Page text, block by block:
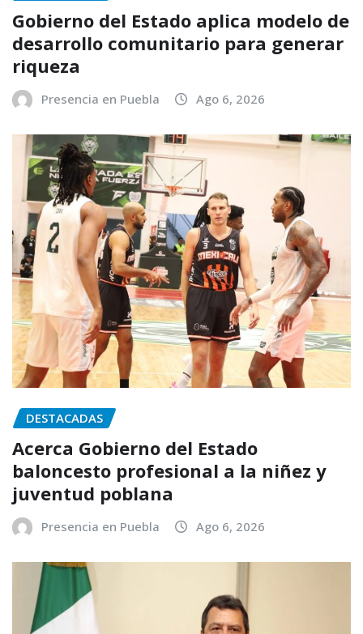
Gobierno del Estado aplica modelo de
desarrollo comunitario para generar
riqueza
Presencia en Puebla Ago 6, 2026
DESTACADAS
Acerca Gobierno del Estado
baloncesto profesional a la niñez y
juventud poblana
Presencia en Puebla Ago 6, 2026